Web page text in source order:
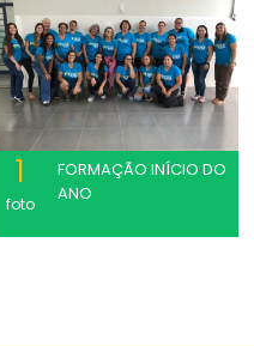
1
foto
FORMAÇÃO INÍCIO DO
ANO